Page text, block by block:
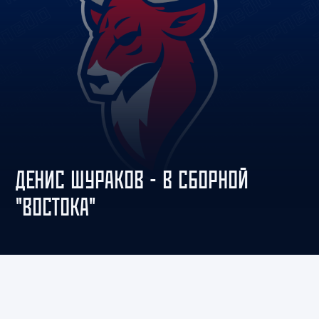
ДЕНИС ШУРАКОВ - В СБОРНОЙ
"ВОСТОКА"